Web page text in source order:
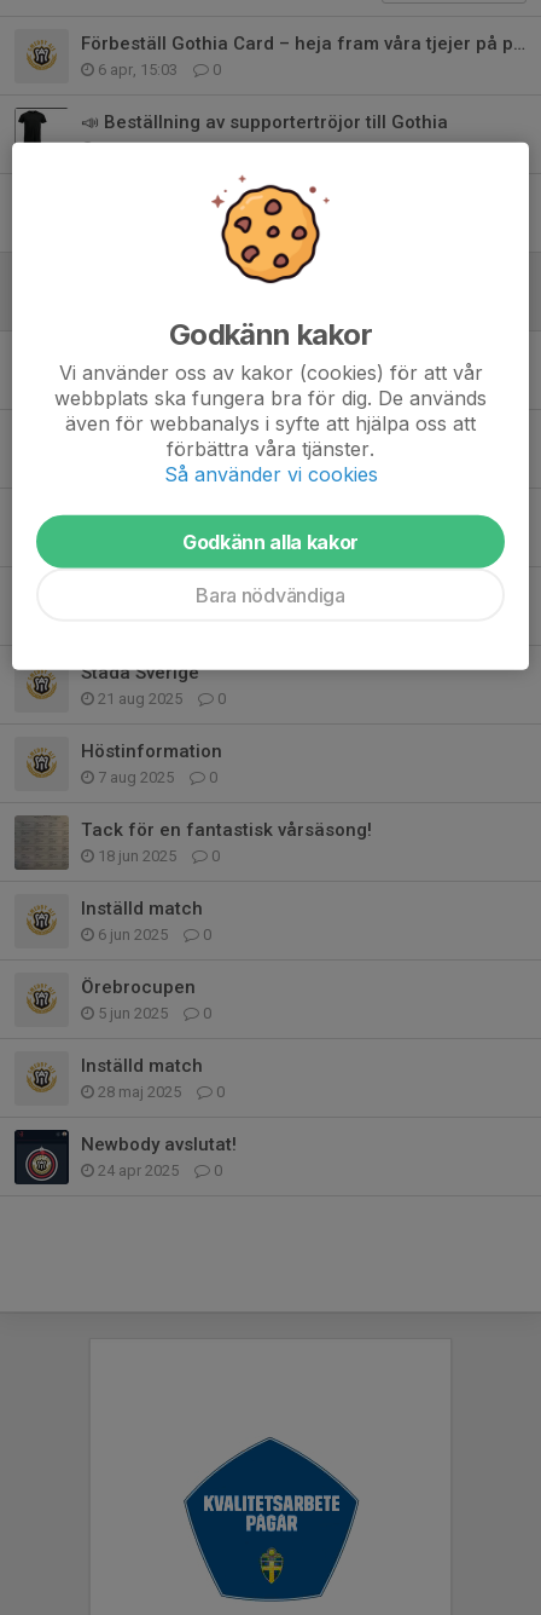
Förbeställ Gothia Card – heja fram våra tjejer på plats i Göteborg!
6 apr, 15:03 0
📣 Beställning av supportertröjor till Gothia
20 mar, 19:58 15
Smedby Ais Trophy 2026
0
Bingolottokalendrar
30 sep 2025 0
Säsongssammanfattning – sista året med 9 mot 9
28 sep 2025 0
Städa Sverige del 1
0
Städa Sverige
21 aug 2025 0
Höstinformation
7 aug 2025 0
Tack för en fantastisk vårsäsong!
18 jun 2025 0
Inställd match
6 jun 2025 0
Örebrocupen
5 jun 2025 0
Inställd match
28 maj 2025 0
Newbody avslutat!
24 apr 2025 0
Godkänn kakor
Vi använder oss av kakor (cookies) för att vår
webbplats ska fungera bra för dig. De används
även för webbanalys i syfte att hjälpa oss att
förbättra våra tjänster.
Så använder vi cookies
Godkänn alla kakor
Bara nödvändiga